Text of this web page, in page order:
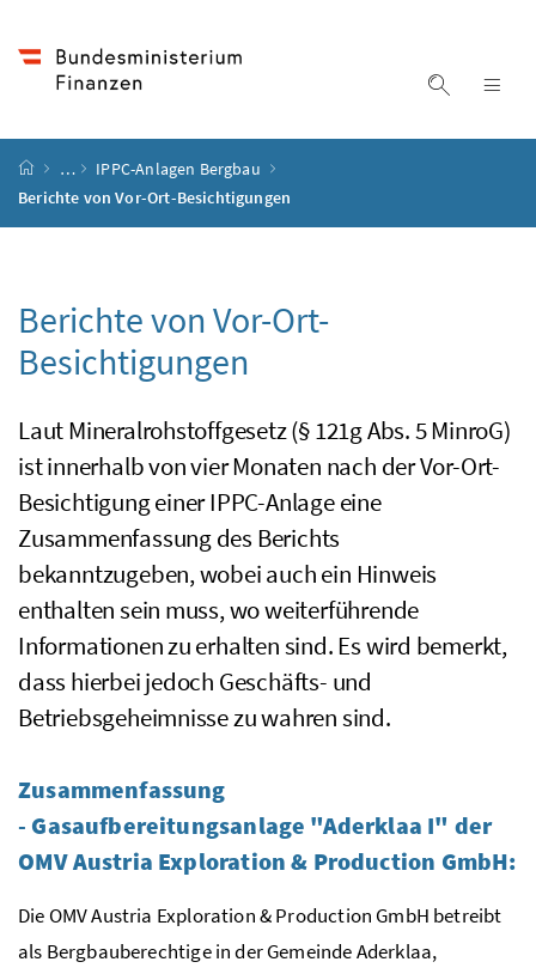
Suche
Startseite
…
IPPC-Anlagen Bergbau
Berichte von Vor-Ort-Besichtigungen
Berichte von Vor-Ort-
Besichtigungen
Laut Mineralrohstoffgesetz (§ 121g Abs. 5 MinroG)
ist innerhalb von vier Monaten nach der Vor-Ort-
Besichtigung einer IPPC-Anlage eine
Zusammenfassung des Berichts
bekanntzugeben, wobei auch ein Hinweis
enthalten sein muss, wo weiterführende
Informationen zu erhalten sind. Es wird bemerkt,
dass hierbei jedoch Geschäfts- und
Betriebsgeheimnisse zu wahren sind.
Zusammenfassung
- Gasaufbereitungsanlage "Aderklaa I" der
OMV Austria Exploration & Production GmbH:
Die OMV Austria Exploration & Production GmbH betreibt
als Bergbauberechtige in der Gemeinde Aderklaa,